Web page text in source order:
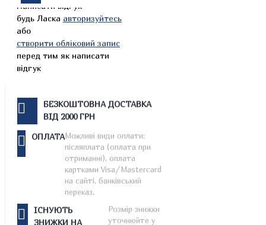
Написати відгук
будь Ласка авторизуйтесь
або
створити обліковий запис
перед тим як написати
відгук
БЕЗКОШТОВНА ДОСТАВКА
ВІД 2000 ГРН
ОПЛАТАМожливі види оплати:
післяплата (оплата при
отриманні), оплата
картками Visa/Mastercard
на сайті, банківський
переказ.
ІСНУЮТЬ
ЗНИЖКИ НА
Розмір знижки
уточнюйте у